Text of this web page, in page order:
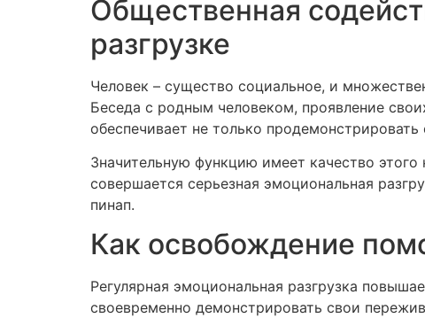
Общественная
разгрузке
Человек – существо социальное, и
Беседа с родным человеком, проявление
обеспечивает не только
Значительную функцию имеет качество
совершается серьезная эмоциональная
пинап.
Как освобождение
Регулярная эмоциональная разгрузка
своевременно демонстрировать свои